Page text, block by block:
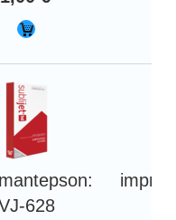
628